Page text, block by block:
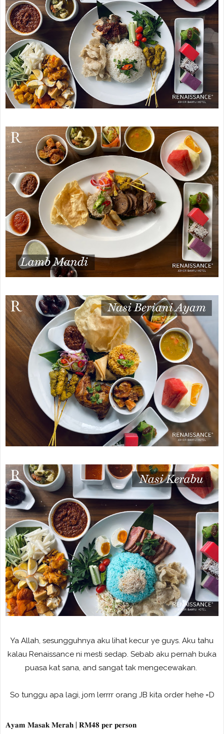
Ya Allah, sesungguhnya aku lihat kecur ye guys. Aku tahu
kalau Renaissance ni mesti sedap. Sebab aku pernah buka
puasa kat sana, and sangat tak mengecewakan.
So tunggu apa lagi, jom lerrrr orang JB kita order hehe =D
𝐀𝐲𝐚𝐦 𝐌𝐚𝐬𝐚𝐤 𝐌𝐞𝐫𝐚𝐡 | 𝐑𝐌𝟒𝟖 𝐩𝐞𝐫 𝐩𝐞𝐫𝐬𝐨𝐧